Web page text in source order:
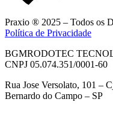
Praxio ® 2025 – Todos os
Política de Privacidade
BGMRODOTEC
CNPJ 05.074.351/0001-60
Rua Jose Versolato, 101 –
Bernardo do Campo – SP